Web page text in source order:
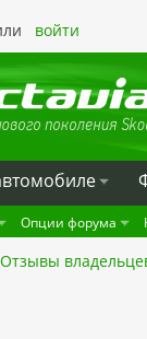
войти
Опции форума
Отзывы